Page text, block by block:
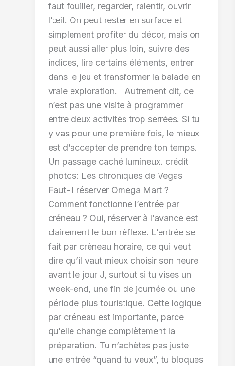
faut fouiller, regarder, ralentir, ouvrir
l’œil. On peut rester en surface et
simplement profiter du décor, mais on
peut aussi aller plus loin, suivre des
indices, lire certains éléments, entrer
dans le jeu et transformer la balade en
vraie exploration. Autrement dit, ce
n’est pas une visite à programmer
entre deux activités trop serrées. Si tu
y vas pour une première fois, le mieux
est d’accepter de prendre ton temps.
Un passage caché lumineux. crédit
photos: Les chroniques de Vegas
Faut-il réserver Omega Mart ?
Comment fonctionne l’entrée par
créneau ? Oui, réserver à l’avance est
clairement le bon réflexe. L’entrée se
fait par créneau horaire, ce qui veut
dire qu’il vaut mieux choisir son heure
avant le jour J, surtout si tu vises un
week-end, une fin de journée ou une
période plus touristique. Cette logique
par créneau est importante, parce
qu’elle change complètement la
préparation. Tu n’achètes pas juste
une entrée “quand tu veux”, tu bloques